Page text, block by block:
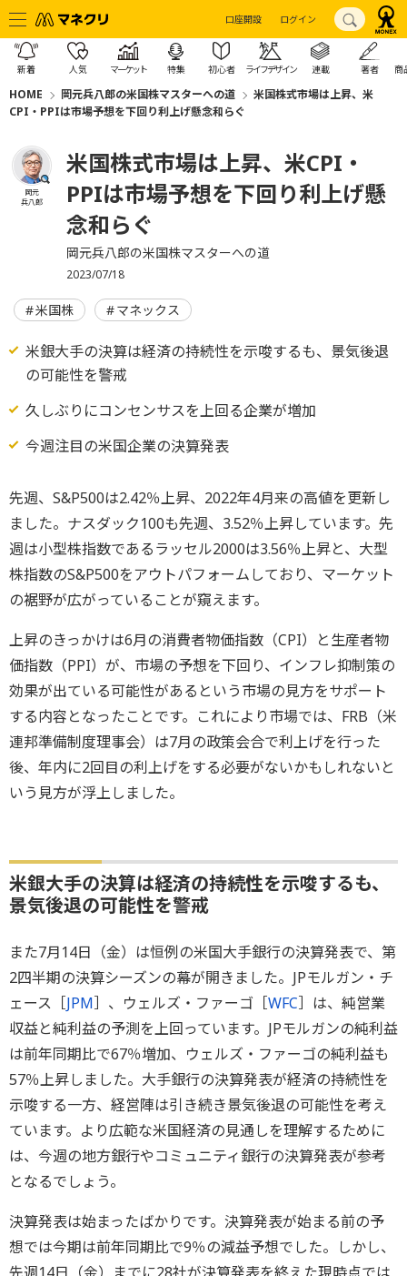
口座開設 ログイン
新着 人気 マーケット 特集 初心者 ライフデザイン 連載 著者 商
HOME 岡元兵八郎の米国株マスターへの道
米国株式市場は上昇、米
CPI・PPIは市場予想を下回り利上げ懸念和らぐ
岡元
兵八郎
米国株式市場は上昇、米CPI・
PPIは市場予想を下回り利上げ懸
念和らぐ
岡元兵八郎の米国株マスターへの道
2023/07/18
米国株 マネックス
米銀大手の決算は経済の持続性を示唆するも、景気後退
の可能性を警戒
久しぶりにコンセンサスを上回る企業が増加
今週注目の米国企業の決算発表
先週、S&P500は2.42％上昇、2022年4月来の高値を更新し
ました。ナスダック100も先週、3.52％上昇しています。先
週は小型株指数であるラッセル2000は3.56％上昇と、大型
株指数のS&P500をアウトパフォームしており、マーケット
の裾野が広がっていることが窺えます。
上昇のきっかけは6月の消費者物価指数（CPI）と生産者物
価指数（PPI）が、市場の予想を下回り、インフレ抑制策の
効果が出ている可能性があるという市場の見方をサポート
する内容となったことです。これにより市場では、FRB（米
連邦準備制度理事会）は7月の政策会合で利上げを行った
後、年内に2回目の利上げをする必要がないかもしれないと
いう見方が浮上しました。
米銀大手の決算は経済の持続性を示唆するも、
景気後退の可能性を警戒
また7月14日（金）は恒例の米国大手銀行の決算発表で、第
2四半期の決算シーズンの幕が開きました。JPモルガン・チ
ェース［JPM］、ウェルズ・ファーゴ［WFC］は、純営業
収益と純利益の予測を上回っています。JPモルガンの純利益
は前年同期比で67％増加、ウェルズ・ファーゴの純利益も
57％上昇しました。大手銀行の決算発表が経済の持続性を
示唆する一方、経営陣は引き続き景気後退の可能性を考え
ています。より広範な米国経済の見通しを理解するために
は、今週の地方銀行やコミュニティ銀行の決算発表が参考
となるでしょう。
決算発表は始まったばかりです。決算発表が始まる前の予
想では今期は前年同期比で9％の減益予想でした。しかし、
先週14日（金）までに28社が決算発表を終えた現時点では